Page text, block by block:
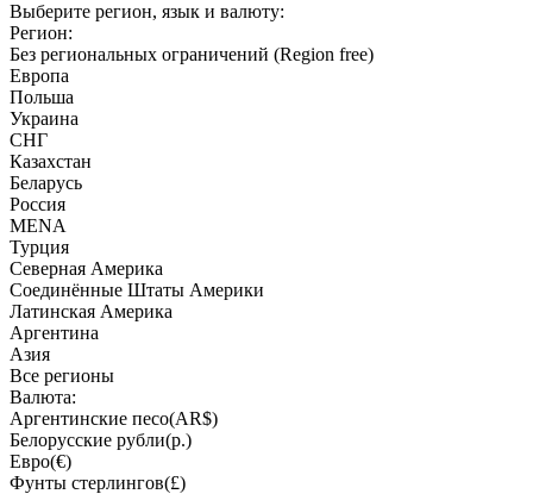
Выберите регион, язык и валюту:
Регион:
Без региональных ограничений (Region free)
Европа
Польша
Украина
СНГ
Казахстан
Беларусь
Россия
MENA
Турция
Северная Америка
Соединённые Штаты Америки
Латинская Америка
Аргентина
Азия
Все регионы
Валюта:
Аргентинские песо(AR$)
Белорусские рубли(р.)
Евро(€)
Фунты стерлингов(£)